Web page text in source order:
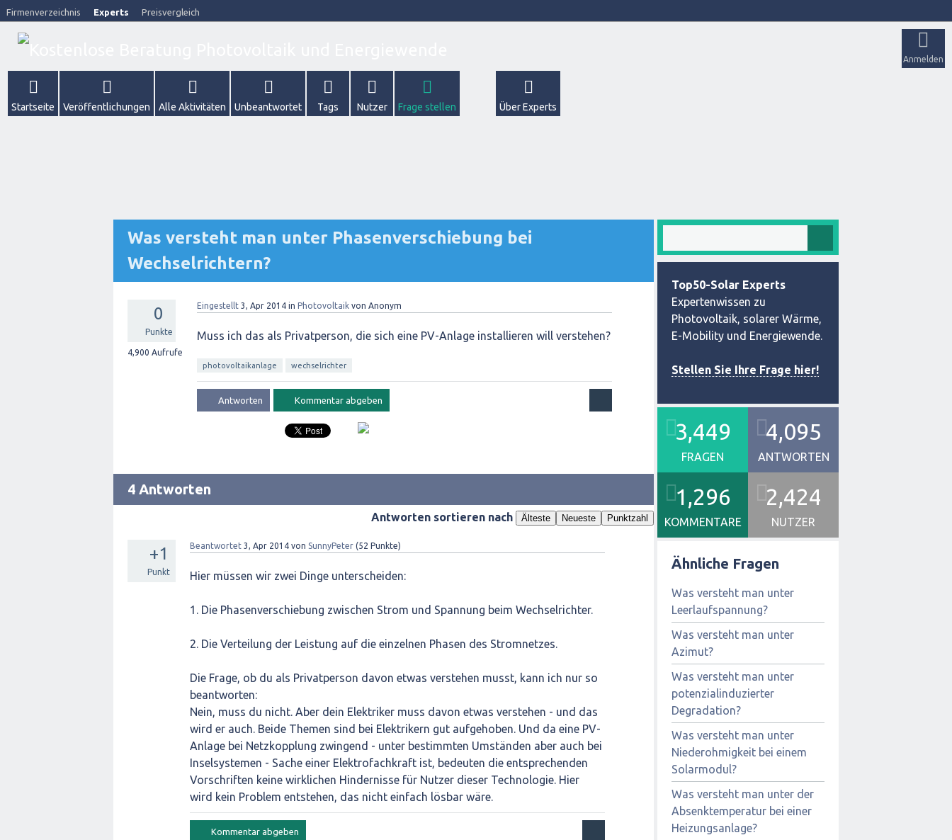
Firmenverzeichnis Experts Preisvergleich
Anmelden
Startseite Veröffentlichungen Alle Aktivitäten Unbeantwortet Tags Nutzer Frage stellen Über Experts
Was versteht man unter Phasenverschiebung bei
Wechselrichtern?
0
Punkte
4,900 Aufrufe
Eingestellt 3, Apr 2014 in Photovoltaik von Anonym
Muss ich das als Privatperson, die sich eine PV-Anlage installieren will verstehen?
photovoltaikanlage wechselrichter
4 Antworten
Antworten sortieren nach Älteste Neueste Punktzahl
+1
Punkt
Beantwortet 3, Apr 2014 von SunnyPeter (52 Punkte)
Hier müssen wir zwei Dinge unterscheiden:
1. Die Phasenverschiebung zwischen Strom und Spannung beim Wechselrichter.
2. Die Verteilung der Leistung auf die einzelnen Phasen des Stromnetzes.
Die Frage, ob du als Privatperson davon etwas verstehen musst, kann ich nur so
beantworten:
Nein, muss du nicht. Aber dein Elektriker muss davon etwas verstehen - und das
wird er auch. Beide Themen sind bei Elektrikern gut aufgehoben. Und da eine PV-
Anlage bei Netzkopplung zwingend - unter bestimmten Umständen aber auch bei
Inselsystemen - Sache einer Elektrofachkraft ist, bedeuten die entsprechenden
Vorschriften keine wirklichen Hindernisse für Nutzer dieser Technologie. Hier
wird kein Problem entstehen, das nicht einfach lösbar wäre.
Top50-Solar Experts
Expertenwissen zu
Photovoltaik, solarer Wärme,
E-Mobility und Energiewende.
Stellen Sie Ihre Frage hier!
3,449
FRAGEN
4,095
ANTWORTEN
1,296
KOMMENTARE
2,424
NUTZER
Ähnliche Fragen
Was versteht man unter
Leerlaufspannung?
Was versteht man unter
Azimut?
Was versteht man unter
potenzialinduzierter
Degradation?
Was versteht man unter
Niederohmigkeit bei einem
Solarmodul?
Was versteht man unter der
Absenktemperatur bei einer
Heizungsanlage?